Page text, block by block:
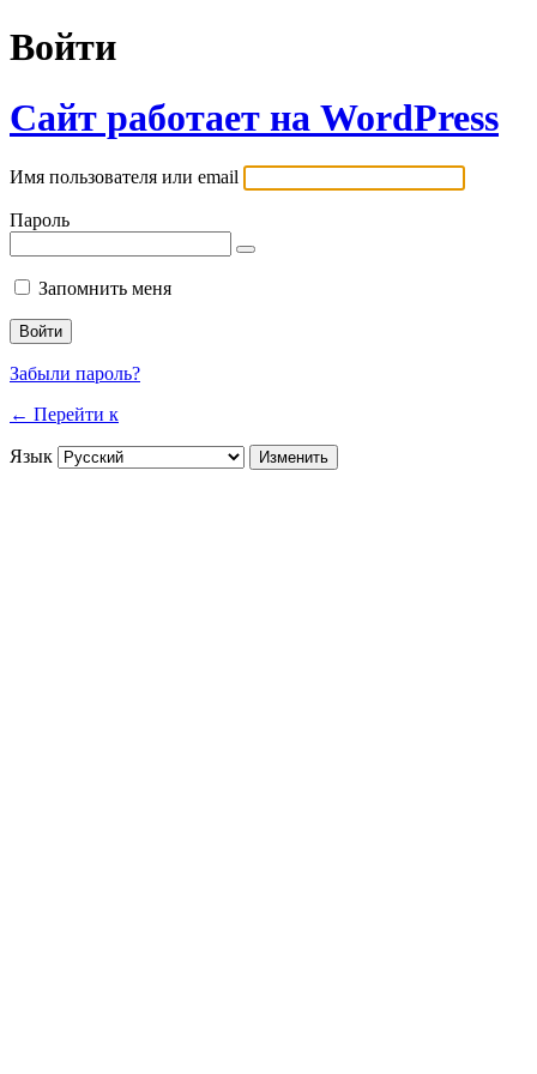
Войти
Сайт работает на WordPress
Имя пользователя или email
Пароль
Запомнить меня
Забыли пароль?
← Перейти к
Язык